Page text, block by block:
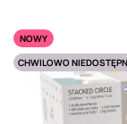
NOWY
CHWILOWO